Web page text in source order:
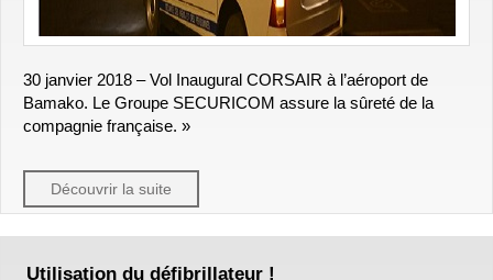
30 janvier 2018 – Vol Inaugural CORSAIR à l’aéroport de
Bamako. Le Groupe SECURICOM assure la sûreté de la
compagnie française. »
Découvrir la suite
Utilisation du défibrillateur !